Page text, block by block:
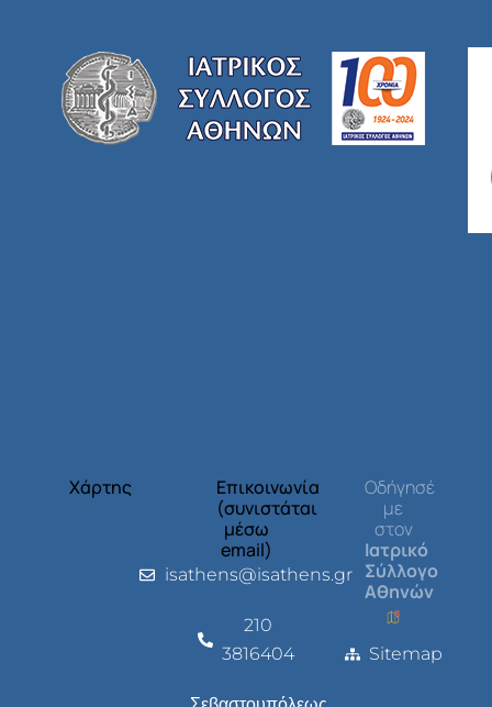
Χάρτης
Επικοινωνία
(συνιστάται
μέσω
email)
isathens@isathens.gr
210
3816404
Οδήγησέ
με
στον
Ιατρικό
Σύλλογο
Αθηνών
Sitemap